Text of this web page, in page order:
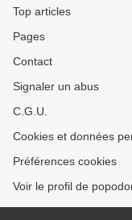
Top articles
Pages
Contact
Signaler un abus
C.G.U.
Cookies et données
Préférences cookies
Voir le profil de